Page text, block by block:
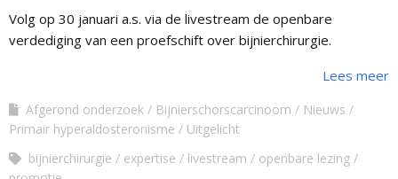
Volg op 30 januari a.s. via de livestream de openbare
verdediging van een proefschift over bijnierchirurgie.
Lees meer
Afgerond onderzoek Bijnierschorscarcinoom
Nieuws
Primair hyperaldosteronisme
Uitgelicht
bijnierchirurgie
expertise livestream
openbare lezing